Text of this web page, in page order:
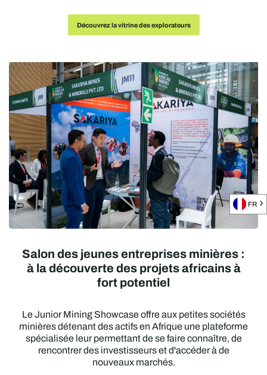
Découvrez la vitrine des explorateurs
Salon des jeunes entreprises minières :
à la découverte des projets africains à
fort potentiel
Le Junior Mining Showcase offre aux petites sociétés
minières détenant des actifs en Afrique une plateforme
spécialisée leur permettant de se faire connaître, de
rencontrer des investisseurs et d'accéder à de
nouveaux marchés.
FR